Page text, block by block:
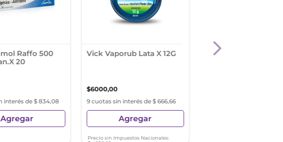
Raffo 500
20
interés de $ 834,08
Agregar
Vick Vaporub Lata X 12G
$6000,00
9 cuotas sin interés de $ 666,66
Agregar
Precio sin Impuestos Nacionales:
Nicotinell Gums 2